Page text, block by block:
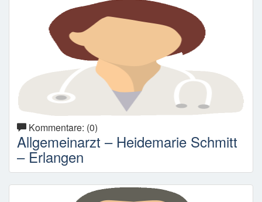
Kommentare: (0)
Allgemeinarzt – Heidemarie Schmitt
– Erlangen